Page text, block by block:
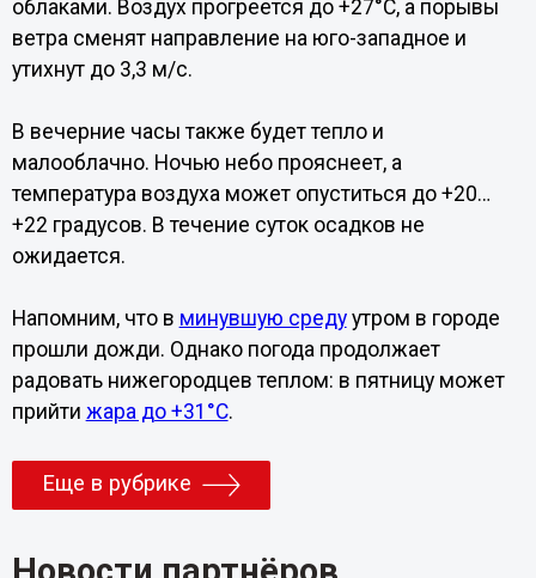
облаками. Воздух прогреется до +27°C, а порывы
ветра сменят направление на юго-западное и
утихнут до 3,3 м/с.
В вечерние часы также будет тепло и
малооблачно. Ночью небо прояснеет, а
температура воздуха может опуститься до +20…
+22 градусов. В течение суток осадков не
ожидается.
Напомним, что в минувшую средуутром в городе
прошли дожди. Однако погода продолжает
радовать нижегородцев теплом: в пятницу может
прийти жара до +31°С.
Еще в рубрике